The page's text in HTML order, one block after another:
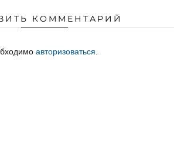
КОММЕНТАРИЙ
авторизоваться